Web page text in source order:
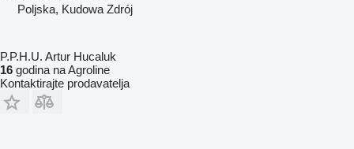
Poljska, Kudowa Zdrój
P.P.H.U. Artur Hucaluk
16 godina na Agroline
Kontaktirajte prodavatelja